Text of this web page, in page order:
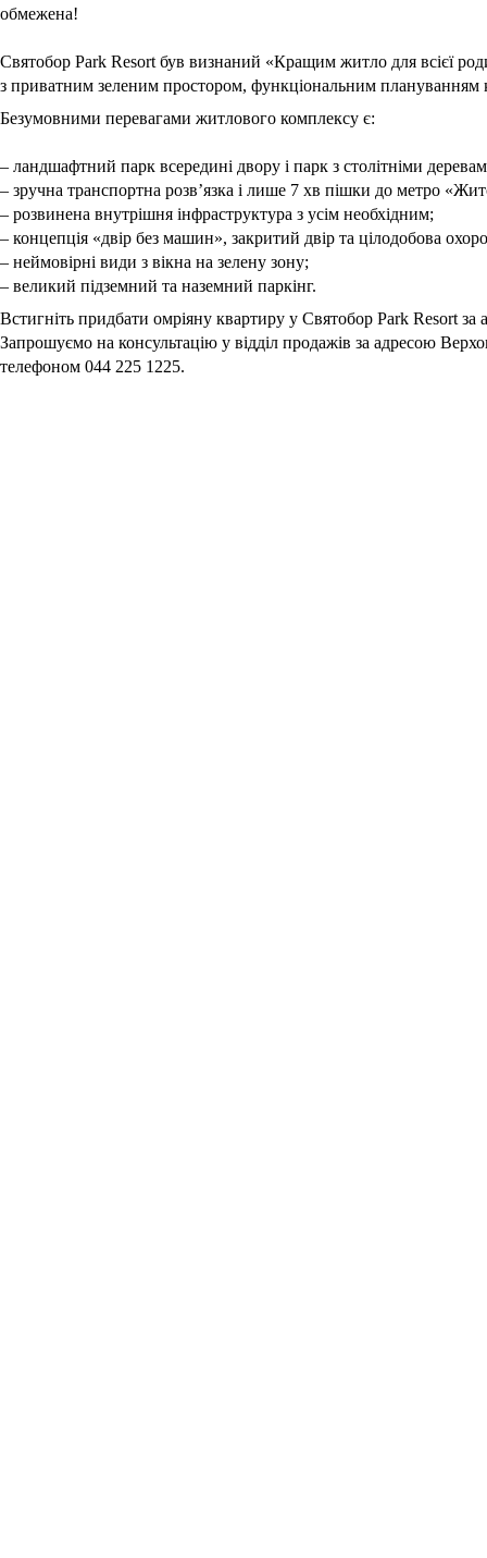
обмежена!
Святобор Park Resort був визнаний «Кращим житло для всієї
з приватним зеленим простором, функціональним плануванням
Безумовними перевагами житлового комплексу є:
– ландшафтний парк всередині двору і парк з столітніми
– зручна транспортна розв’язка і лише 7 хв пішки до метро
– розвинена внутрішня інфраструктура з усім необхідним;
– концепція «двір без машин», закритий двір та цілодобова
– неймовірні види з вікна на зелену зону;
– великий підземний та наземний паркінг.
Встигніть придбати омріяну квартиру у Святобор Park Resort
Запрошуємо на консультацію у відділ продажів за адресою
телефоном 044 225 1225.
Park Resort Святобор